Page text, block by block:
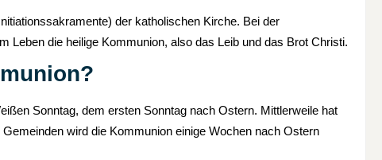
der katholischen Kirche. Bei der
Leben die heilige Kommunion, also das Leib und das Brot Christi.
Sonntag, dem ersten Sonntag nach Ostern. Mittlerweile hat
wird die Kommunion einige Wochen nach Ostern